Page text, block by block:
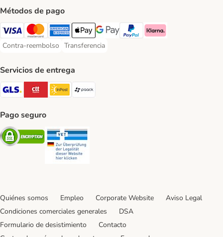
Métodos de pago
Visa Payment Method
Mastercard Payment Method
American Express Payment Method
Apple Pay Payment Method
Google Pay Payment Method
PayPal Payment Method
Klarna Payment Method
Contra-reembolso
Contra-reembolso Payment Method
Transferencia
Transferencia Payment Method
Servicios de entrega
GLS Shipping Method
CTTExpress Shipping Method
InPost Shipping Method
Pago seguro
Security
Quiénes somos Empleo Corporate Website
Aviso Legal
Condiciones comerciales generales
DSA
Formulario de desistimiento
Contacto